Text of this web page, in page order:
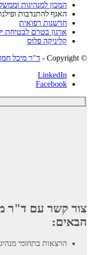
המכון למנהיגות
האגף להתנדבות
חדשנות רפואית
ארגון בטרם לבטיחת
קליניקה פלוס
© ‫Copyright -
ד"ר מיכל
LinkedIn
Facebook
צור קשר עם ד"ר
הבאים:
הרצאות בתחומי